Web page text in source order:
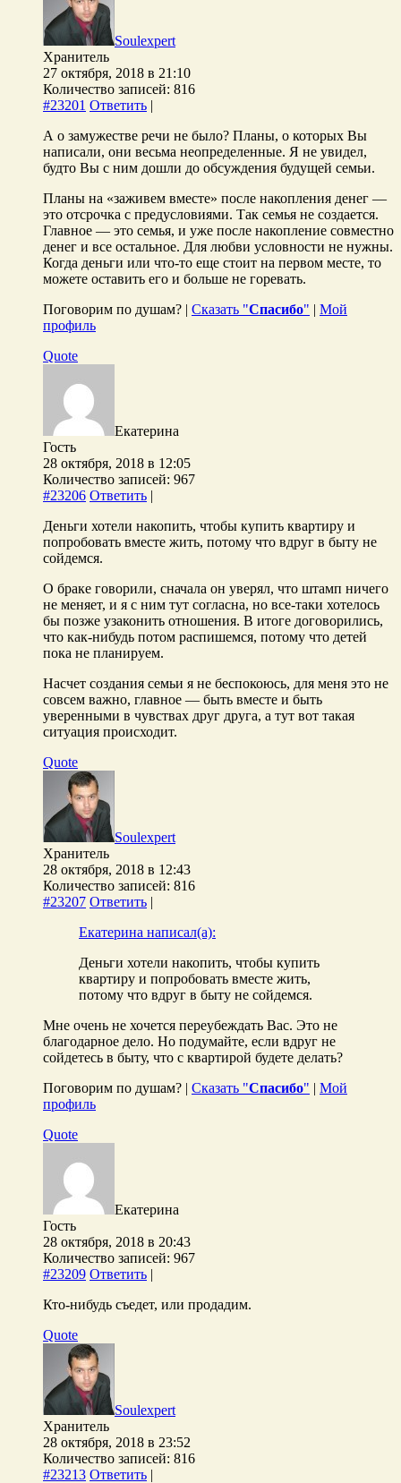
Soulexpert
Хранитель
27 октября, 2018 в 21:10
Количество записей: 816
#23201 Ответить |
А о замужестве речи не было? Планы, о которых Вы
написали, они весьма неопределенные. Я не увидел,
будто Вы с ним дошли до обсуждения будущей семьи.
Планы на «заживем вместе» после накопления денег —
это отсрочка с предусловиями. Так семья не создается.
Главное — это семья, и уже после накопление совместно
денег и все остальное. Для любви условности не нужны.
Когда деньги или что-то еще стоит на первом месте, то
можете оставить его и больше не горевать.
Поговорим по душам? | Сказать "Спасибо" | Мой
профиль
Quote
Екатерина
Гость
28 октября, 2018 в 12:05
Количество записей: 967
#23206 Ответить |
Деньги хотели накопить, чтобы купить квартиру и
попробовать вместе жить, потому что вдруг в быту не
сойдемся.
О браке говорили, сначала он уверял, что штамп ничего
не меняет, и я с ним тут согласна, но все-таки хотелось
бы позже узаконить отношения. В итоге договорились,
что как-нибудь потом распишемся, потому что детей
пока не планируем.
Насчет создания семьи я не беспокоюсь, для меня это не
совсем важно, главное — быть вместе и быть
уверенными в чувствах друг друга, а тут вот такая
ситуация происходит.
Quote
Soulexpert
Хранитель
28 октября, 2018 в 12:43
Количество записей: 816
#23207 Ответить |
Екатерина написал(а):
Деньги хотели накопить, чтобы купить
квартиру и попробовать вместе жить,
потому что вдруг в быту не сойдемся.
Мне очень не хочется переубеждать Вас. Это не
благодарное дело. Но подумайте, если вдруг не
сойдетесь в быту, что с квартирой будете делать?
Поговорим по душам? | Сказать "Спасибо" | Мой
профиль
Quote
Екатерина
Гость
28 октября, 2018 в 20:43
Количество записей: 967
#23209 Ответить |
Кто-нибудь съедет, или продадим.
Quote
Soulexpert
Хранитель
28 октября, 2018 в 23:52
Количество записей: 816
#23213 Ответить |